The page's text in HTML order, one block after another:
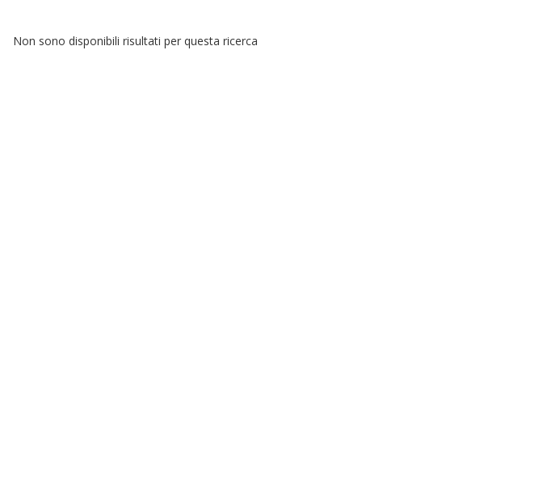
Non sono disponibili risultati per questa ricerca